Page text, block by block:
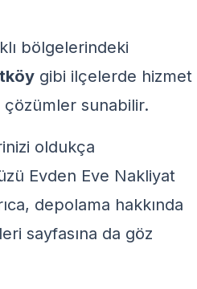
bölgelerindeki
gibi ilçelerde hizmet
sunabilir.
oldukça
Evden Eve Nakliyat
depolama hakkında
sayfasına da göz